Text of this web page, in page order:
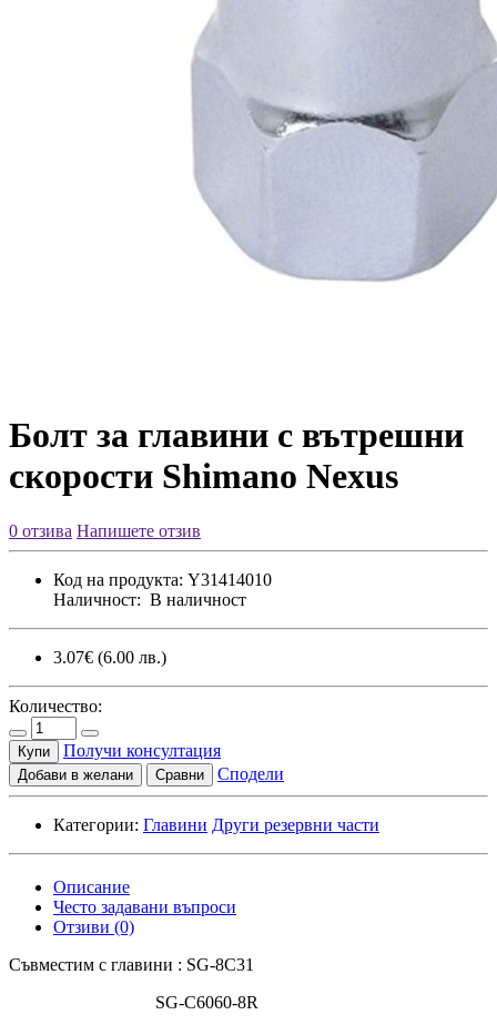
Болт за главини с вътрешни
скорости Shimano Nexus
0 отзива Напишете отзив
Код на продукта: Y31414010
Наличност: В наличност
3.07€ (6.00 лв.)
Количество:
Купи Получи консултация
Добави в желани Сравни Сподели
Категории: Главини Други резервни части
Описание
Често задавани въпроси
Отзиви (0)
Съвместим с главини : SG-8C31
SG-C6060-8R